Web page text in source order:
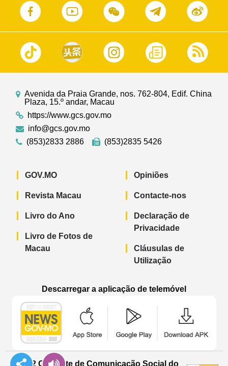
Avenida da Praia Grande, nos. 762-804, Edif. China
Plaza, 15.º andar, Macau
https://www.gcs.gov.mo
info@gcs.gov.mo
(853)2833 2886
(853)2835 5426
GOV.MO
Revista Macau
Livro do Ano
Livro de Fotos de
Macau
Opiniões
Contacte-nos
Declaração de
Privacidade
Cláusulas de
Utilização
Descarregar a aplicação de telemóvel
© 2022 Gabinete de Comunicação Social do